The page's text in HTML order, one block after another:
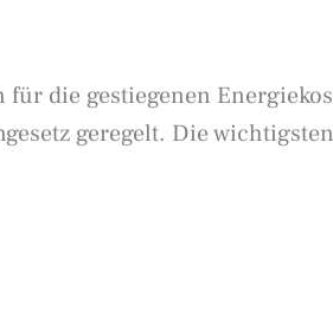
die gestiegenen
geregelt. Die